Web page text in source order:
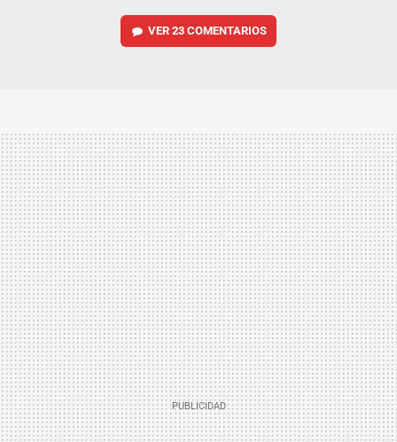
VER 23 COMENTARIOS